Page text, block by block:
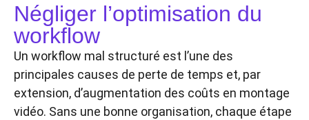
Négliger l’optimisation du
workflow
Un workflow mal structuré est l’une des
principales causes de perte de temps et, par
extension, d’augmentation des coûts en montage
vidéo. Sans une bonne organisation, chaque étape